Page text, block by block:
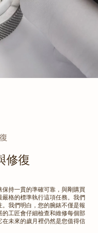
修復
持一貫的準確可靠，與剛購買
格的標準執行這項任務。我們
我們明白，您的腕錶不僅是報
工匠會仔細檢查和維修每個部
未來的歲月裡仍然是您值得信